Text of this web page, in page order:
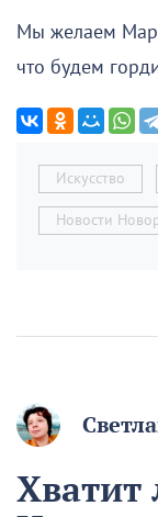
Мы желаем
что будем
Искусство
Новости
Хватит